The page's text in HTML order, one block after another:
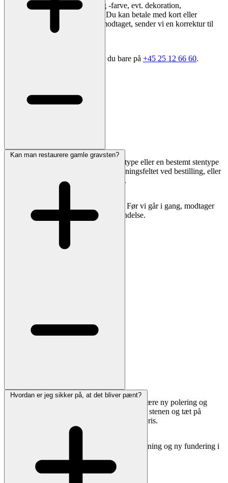
I kassen vælger du skrifttype og -farve, evt. dekoration,
leveringsadresse og opsætning. Du kan betale med kort eller
bankoverførsel. Når ordren er modtaget, sender vi en korrektur til
Har du brug for sparring, ringer du bare på +45 25 12 66 60.
Særlige symboler, billeder, egen skrifttype eller en bestemt stentype
er muligt. Skriv dine ønsker i bemærkningsfeltet ved bestilling, eller
send os en mail med referencebilleder.
Vi vender tilbage med pris og forslag. Før vi går i gang, modtager
du altid en tydelig korrektur til godkendelse.
Kan man restaurere gamle gravsten?
Ja. Vi kan rense, rette op, udbedre skader, skære ny polering og
eftermale/forgylde skrift. Send gerne fotos af stenen og tæt på
inskriptionen, så vurderer vi muligheder og pris.
Hvis stenen står skævt, tilbyder vi også opretning og ny fundering i
Hvordan er jeg sikker på, at det bliver pænt?